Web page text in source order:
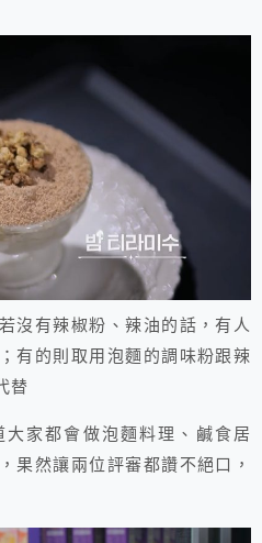
沒有辣椒粉、辣油的話，有人
有的則取用泡麵的調味粉跟辣
替
家都會做泡麵料理、鹹食居
果然讓兩位評審都讚不絕口，